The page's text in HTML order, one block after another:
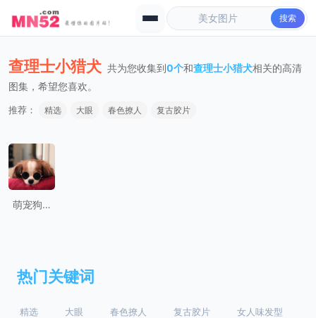
搜索
查理士小猎犬 共为您收集到0个和查理士小猎犬相关的高清
图集，希望您喜欢。
推荐： 精选 大眼 春色撩人 复古胶片
萌宠狗狗查理士小猎犬Nessa卖萌日常图片
热门关键词
精选 大眼 春色撩人 复古胶片 女人味发型